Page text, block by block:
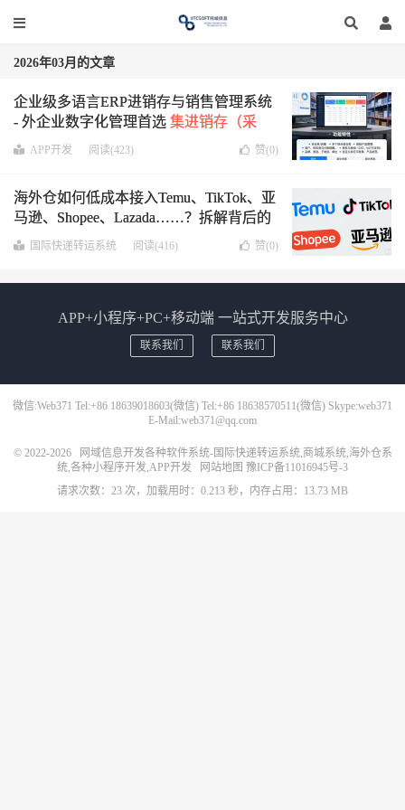
2026年03月的文章
企业级多语言ERP进销存与销售管理系统
- 外企业数字化管理首选 集进销存（采
购、销售、库存）、多门店管理、客户关
系、财务管理于一体，并原生支持
APP开发 阅读(423) 赞(0)
海外仓如何低成本接入Temu、TikTok、亚
马逊、Shopee、Lazada……？拆解背后的
“ERP对接”逻辑
国际快递转运系统 阅读(416) 赞(0)
APP+小程序+PC+移动端 一站式开发服务中心
联系我们 联系我们
微信:Web371 Tel:+86 18639018603(微信) Tel:+86 18638570511(微信) Skype:web371
E-Mail:web371@qq.com
© 2022-2026
网域信息开发各种软件系统-国际快递转运系统,商城系统,海外仓系
统,各种小程序开发,APP开发
网站地图 豫ICP备11016945号-3
请求次数：23 次，加载用时：0.213 秒，内存占用：13.73 MB